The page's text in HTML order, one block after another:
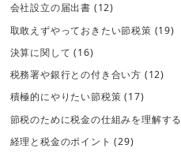
会社設立の届出書 (12)
取敢えずやっておきたい節税策 (19)
決算に関して (16)
税務署や銀行との付き合い方 (12)
積極的にやりたい節税策 (17)
節税のために税金の仕組みを理解する
経理と税金のポイント (29)